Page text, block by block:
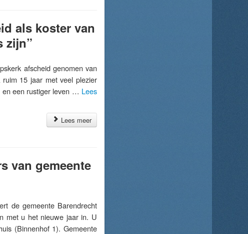
als koster van
zijn”
afscheid genomen van
ruim 15 jaar met veel plezier
en een rustiger leven … Lees
Lees meer
van gemeente
de gemeente Barendrecht
met u het nieuwe jaar in. U
(Binnenhof 1). Gemeente